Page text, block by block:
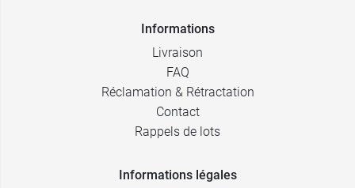
Informations
Livraison
FAQ
Réclamation & Rétractation
Contact
Rappels de lots
Informations légales